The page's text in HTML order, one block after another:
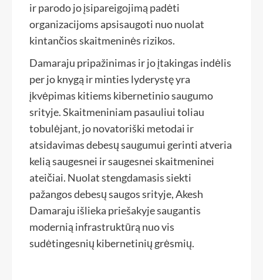
ir parodo jo įsipareigojimą padėti
organizacijoms apsisaugoti nuo nuolat
kintančios skaitmeninės rizikos.
Damaraju pripažinimas ir jo įtakingas indėlis
per jo knygą ir minties lyderystę yra
įkvėpimas kitiems kibernetinio saugumo
srityje. Skaitmeniniam pasauliui toliau
tobulėjant, jo novatoriški metodai ir
atsidavimas debesų saugumui gerinti atveria
kelią saugesnei ir saugesnei skaitmeninei
ateičiai. Nuolat stengdamasis siekti
pažangos debesų saugos srityje, Akesh
Damaraju išlieka priešakyje saugantis
modernią infrastruktūrą nuo vis
sudėtingesnių kibernetinių grėsmių.